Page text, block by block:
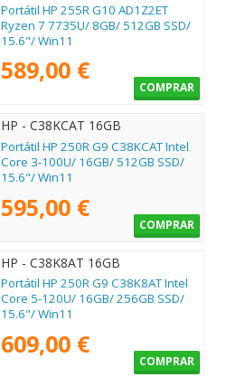
Portátil HP 255R G10 AD1Z2ET
Ryzen 7 7735U/ 8GB/ 512GB SSD/
15.6"/ Win11
589,00 €
COMPRAR
HP - C38KCAT 16GB
Portátil HP 250R G9 C38KCAT Intel
Core 3-100U/ 16GB/ 512GB SSD/
15.6"/ Win11
595,00 €
COMPRAR
HP - C38K8AT 16GB
Portátil HP 250R G9 C38K8AT Intel
Core 5-120U/ 16GB/ 256GB SSD/
15.6"/ Win11
609,00 €
COMPRAR